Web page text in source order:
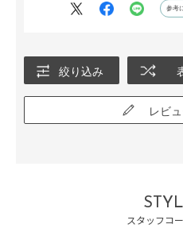
参考
絞り込み
レビ
スタッフコ